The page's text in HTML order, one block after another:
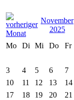
November
2025
Mo
Di Mi Do Fr
3
4 5 6 7
10
11 12 13 14
17
18 19 20 21